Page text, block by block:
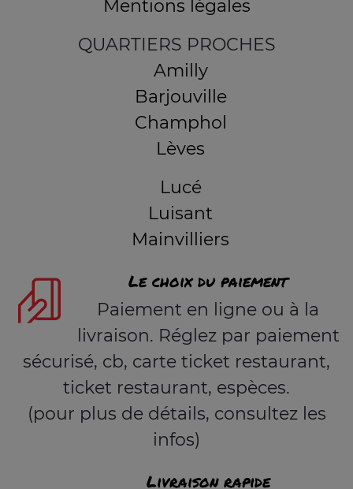
Mentions légales
QUARTIERS PROCHES
Amilly
Barjouville
Champhol
Lèves
Lucé
Luisant
Mainvilliers
Le choix du paiement
Paiement en ligne ou à la
livraison. Réglez par paiement
sécurisé, cb, carte ticket restaurant,
ticket restaurant, espèces.
(pour plus de détails, consultez les
infos)
Livraison rapide